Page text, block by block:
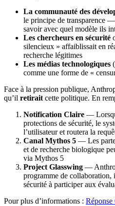
La communauté des
le principe de transparence
savoir avec quel modèle ils
Les chercheurs en sécurité
silencieux » affaiblissait en
recherche légitimes
Les médias technologiques
comme une forme de «
Face à la pression publique,
qu’il retiraitcette politique. En
Notification Claire —
protections de sécurité, le
l’utilisateur et routera la
Canal Mythos 5 — Les
et de recherche biologique
via Mythos 5
Project Glasswing —
programme de collaboration,
sécurité à participer aux
Pour plus d’informations :